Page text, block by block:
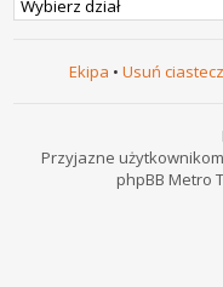
Ekipa • Usuń
Przyjazne
phpBB Metro